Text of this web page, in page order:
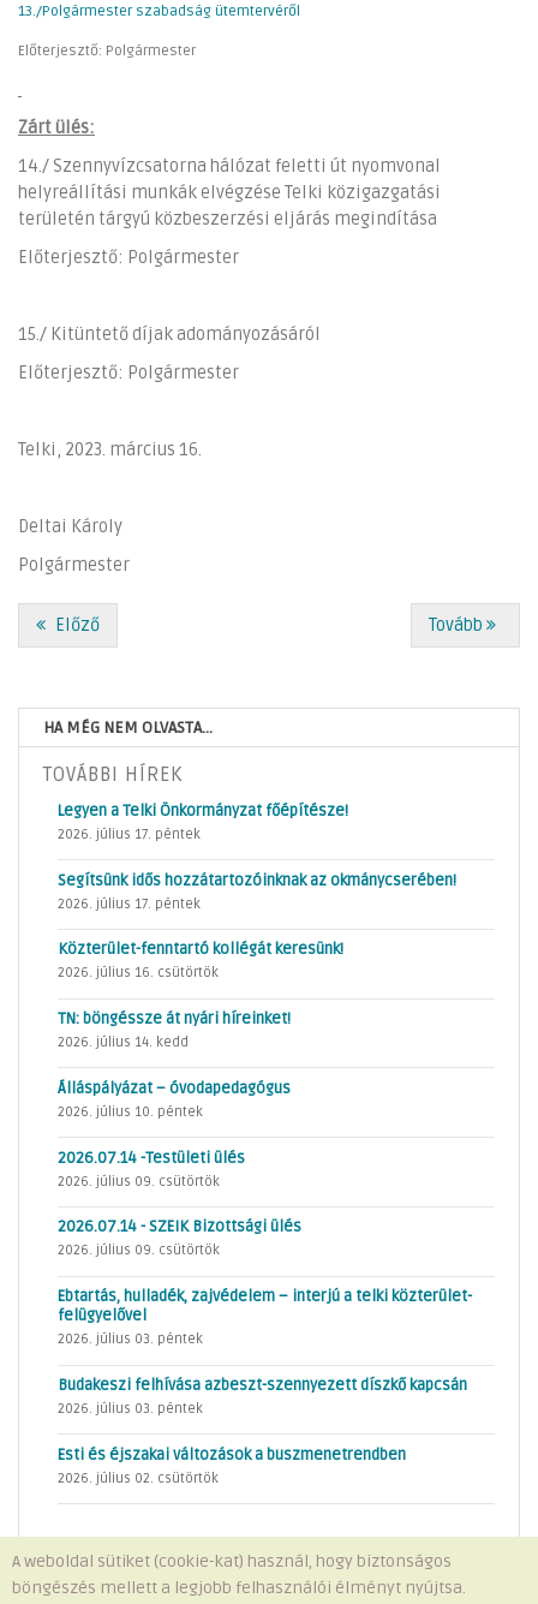
13./Polgármester szabadság ütemtervéről
Előterjesztő: Polgármester
Zárt ülés:
14./ Szennyvízcsatorna hálózat feletti út nyomvonal
helyreállítási munkák elvégzése Telki közigazgatási
területén tárgyú közbeszerzési eljárás megindítása
Előterjesztő: Polgármester
15./ Kitüntető díjak adományozásáról
Előterjesztő: Polgármester
Telki, 2023. március 16.
Deltai Károly
Polgármester
Előző Tovább
HA MÉG NEM OLVASTA...
TOVÁBBI HÍREK
Legyen a Telki Önkormányzat főépítésze!
2026. július 17. péntek
Segítsünk idős hozzátartozóinknak az okmánycserében!
2026. július 17. péntek
Közterület-fenntartó kollégát keresünk!
2026. július 16. csütörtök
TN: böngéssze át nyári híreinket!
2026. július 14. kedd
Álláspályázat – óvodapedagógus
2026. július 10. péntek
2026.07.14 -Testületi ülés
2026. július 09. csütörtök
2026.07.14 - SZEIK Bizottsági ülés
2026. július 09. csütörtök
Ebtartás, hulladék, zajvédelem – interjú a telki közterület-
felügyelővel
2026. július 03. péntek
Budakeszi felhívása azbeszt-szennyezett díszkő kapcsán
2026. július 03. péntek
Esti és éjszakai változások a buszmenetrendben
2026. július 02. csütörtök
Minden jog fenntartva © 2026 Telki Község Önkormányzata
A weboldal sütiket (cookie-kat) használ, hogy biztonságos
böngészés mellett a legjobb felhasználói élményt nyújtsa.